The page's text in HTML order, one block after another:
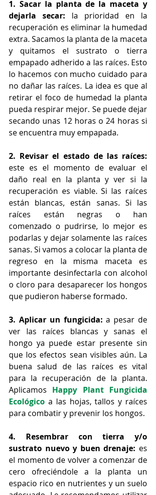
1. Sacar la planta de la maceta y
dejarla secar: la prioridad en la
recuperación es eliminar la humedad
extra. Sacamos la planta de la maceta
y quitamos el sustrato o tierra
empapado adherido a las raíces. Esto
lo hacemos con mucho cuidado para
no dañar las raíces. La idea es que al
retirar el foco de humedad la planta
pueda respirar mejor. Se puede dejar
secando unas 12 horas o 24 horas si
se encuentra muy empapada.
2. Revisar el estado de las raíces:
este es el momento de evaluar el
daño real en la planta y ver si la
recuperación es viable. Si las raíces
están blancas, están sanas. Si las
raíces están negras o han
comenzado o pudrirse, lo mejor es
podarlas y dejar solamente las raíces
sanas. Si vamos a colocar la planta de
regreso en la misma maceta es
importante desinfectarla con alcohol
o cloro para desaparecer los hongos
que pudieron haberse formado.
3. Aplicar un fungicida: a pesar de
ver las raíces blancas y sanas el
hongo ya puede estar presente sin
que los efectos sean visibles aún. La
buena salud de las raíces es vital
para la recuperación de la planta.
Aplicamos Happy Plant Fungicida
Ecológico a las hojas, tallos y raíces
para combatir y prevenir los hongos.
4. Resembrar con tierra y/o
sustrato nuevo y buen drenaje: es
el momento de volver a comenzar de
cero ofreciéndole a la planta un
espacio rico en nutrientes y un suelo